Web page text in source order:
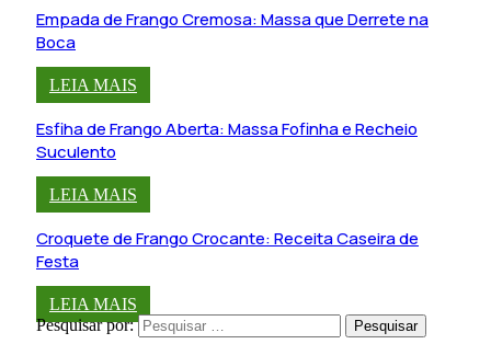
Empada de Frango Cremosa: Massa que Derrete na
Boca
LEIA MAIS
Esfiha de Frango Aberta: Massa Fofinha e Recheio
Suculento
LEIA MAIS
Croquete de Frango Crocante: Receita Caseira de
Festa
LEIA MAIS
Pesquisar por: